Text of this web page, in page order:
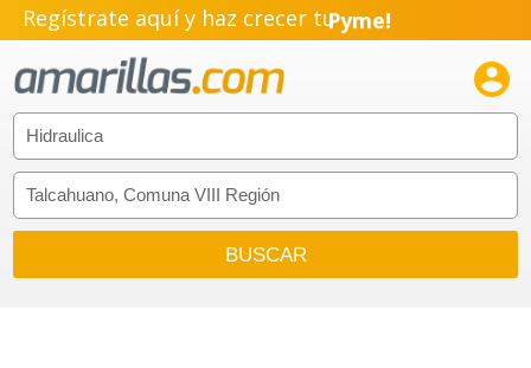
Regístrate aquí y haz crecer tuPyme!
Emprendimiento!
